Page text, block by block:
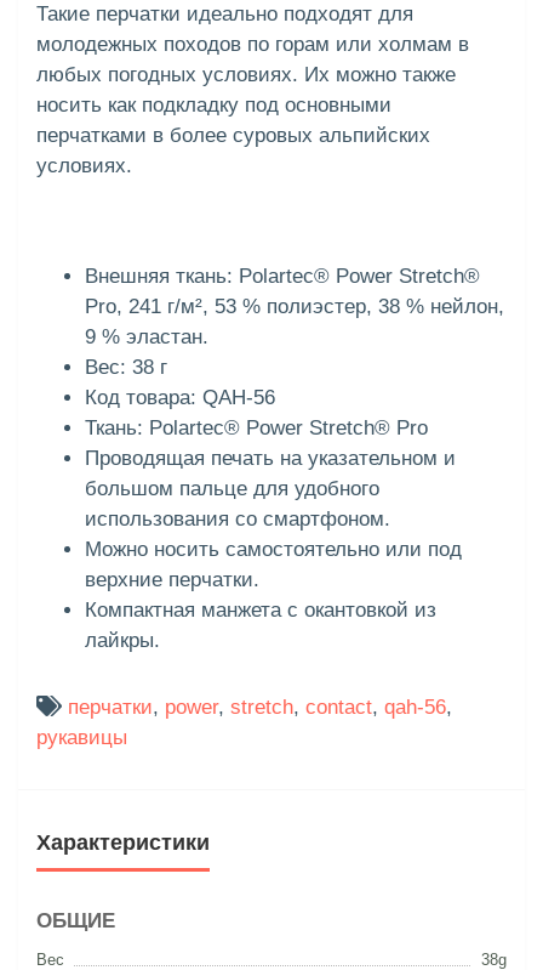
Такие перчатки идеально подходят для
молодежных походов по горам или холмам в
любых погодных условиях. Их можно также
носить как подкладку под основными
перчатками в более суровых альпийских
условиях.
Внешняя ткань: Polartec® Power Stretch®
Pro, 241 г/м², 53 % полиэстер, 38 % нейлон,
9 % эластан.
Вес: 38 г
Код товара: QAH-56
Ткань: Polartec® Power Stretch® Pro
Проводящая печать на указательном и
большом пальце для удобного
использования со смартфоном.
Можно носить самостоятельно или под
верхние перчатки.
Компактная манжета с окантовкой из
лайкры.
перчатки, power, stretch, contact, qah-56,
рукавицы
Характеристики
ОБЩИЕ
Вес
38g